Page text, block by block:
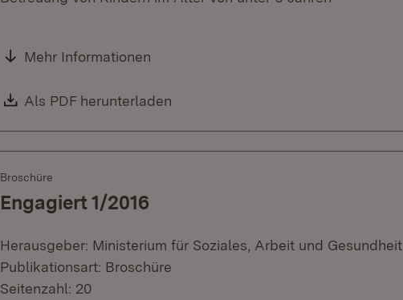
Mehr Informationen
Download:
Als PDF herunterladen
Broschüre
Engagiert 1/2016
Herausgeber: Ministerium für Soziales, Arbeit und Gesundheit
Publikationsart: Broschüre
Seitenzahl: 20